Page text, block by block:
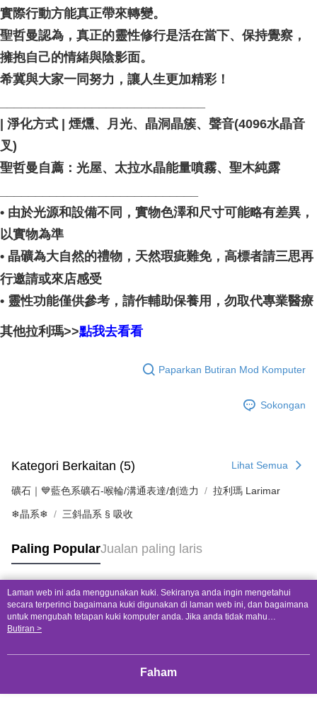
實際行動方能真正帶來轉變。
聖哲曼認為，真正的靈性修行是活在當下、保持覺察，
擁抱自己的情緒與陰影面。
希冀與大家一同努力，讓人生更加精彩！
| 淨化方式 | 煙燻、月光、晶洞晶簇、聲音(4096水晶音
叉)
聖哲曼自薦：光屋、太拉水晶能量噴霧、聖木純露
• 由於光源和設備不同，實物色澤和尺寸可能略有差異，
以實物為準
• 晶礦為大自然的禮物，天然瑕疵難免，高標者請三思再
行邀請或來店感受
• 靈性功能僅供參考，請作輔助保養用，勿取代專業醫療
其他拉利瑪>>點我去看看
Paparkan Butiran Mod Komputer
Sokongan
Kategori Berkaitan (5) Lihat Semua
礦石｜💙藍色系礦石-喉輪/溝通表達/創造力 拉利瑪 Larimar
❄晶系❄ 三斜晶系 § 吸收
Paling PopularJualan paling laris
Tag Popular
Laman web ini ada menggunakan kuki. Sekiranya anda ingin mengetahui
secara terperinci bagaimana kuki digunakan di laman web ini, dan bagaimana
untuk mengubah tetapan kuki komputer anda. Jika anda tidak mahu
menggunakan kuki di komputer anda, sila rujuk penerangan mengenai kuki.
mengetahui secara terperinci bagaimana kuki digunakan di laman web ini,
mahu menggunakan kuki di komputer anda, sila rujuk penerangan mengenai
Butiran >
Faham